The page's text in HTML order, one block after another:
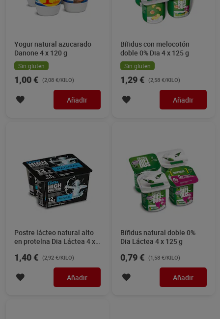
Yogur natural azucarado
Danone 4 x 120 g
Sin gluten
1,00 € (2,08 €/KILO)
Añadir
Bífidus con melocotón
doble 0% Dia 4 x 125 g
Sin gluten
1,29 € (2,58 €/KILO)
Añadir
Postre lácteo natural alto
en proteína Dia Láctea 4 x
1,40 € (2,92 €/KILO)
Añadir
Bífidus natural doble 0%
Dia Láctea 4 x 125 g
0,79 € (1,58 €/KILO)
Añadir